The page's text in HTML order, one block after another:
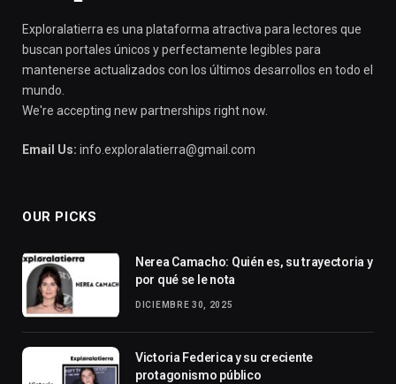
Exploralatierra es una plataforma atractiva para lectores que
buscan portales únicos y perfectamente legibles para
mantenerse actualizados con los últimos desarrollos en todo el
mundo.
We're accepting new partnerships right now.
Email Us: info.exploralatierra@gmail.com
OUR PICKS
Nerea Camacho: Quién es, su trayectoria y
por qué se le nota
DICIEMBRE 30, 2025
Victoria Federica y su creciente
protagonismo público